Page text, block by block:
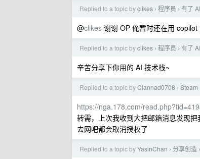
Replied to a topic byclikes › 程序员 › 有了
@clikes 谢谢 OP 俺暂时还在用
Replied to a topic byclikes › 程序员 › 有了
辛苦分享下你用的 AI 技术栈~
Replied to a topic byClannad0708 › Steam
https://nga.178.com/
转需，上次我收到大把邮箱消息发现
去网吧都会取消授权了
Replied to a topic byYasinChan › 分享创造 ›